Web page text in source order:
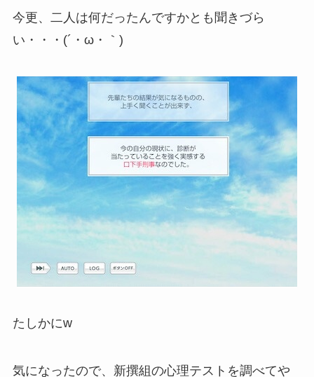
今更、二人は何だったんですかとも聞きづら
い・・・(´・ω・｀)
たしかにw
気になったので、新撰組の心理テストを調べてや